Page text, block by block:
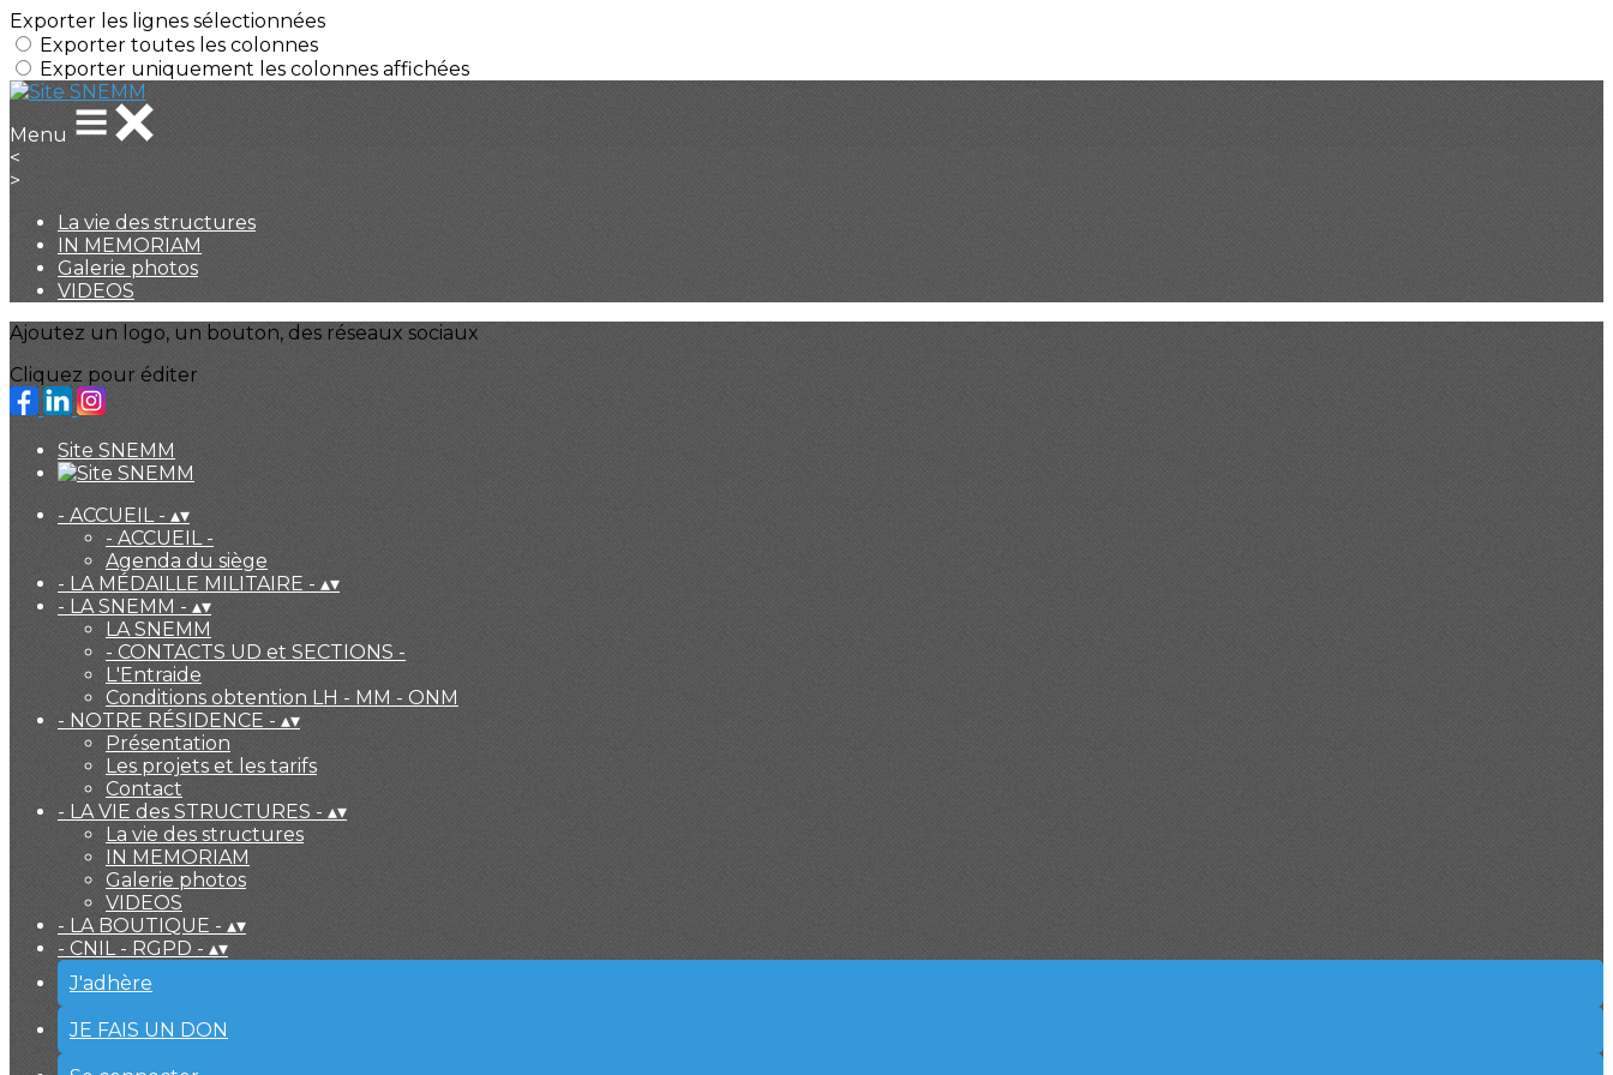
Exporter les lignes sélectionnées
Exporter toutes les colonnes
Exporter uniquement les colonnes affichées
Menu
<
>
La vie des structures
IN MEMORIAM
Galerie photos
VIDEOS
Ajoutez un logo, un bouton, des réseaux sociaux
Cliquez pour éditer
Site SNEMM
- ACCUEIL - ▴▾
- ACCUEIL -
Agenda du siège
- LA MÉDAILLE MILITAIRE - ▴▾
- LA SNEMM - ▴▾
LA SNEMM
- CONTACTS UD et SECTIONS -
L'Entraide
Conditions obtention LH - MM - ONM
- NOTRE RÉSIDENCE - ▴▾
Présentation
Les projets et les tarifs
Contact
- LA VIE des STRUCTURES - ▴▾
La vie des structures
IN MEMORIAM
Galerie photos
VIDEOS
- LA BOUTIQUE - ▴▾
- CNIL - RGPD - ▴▾
J'adhère
JE FAIS UN DON